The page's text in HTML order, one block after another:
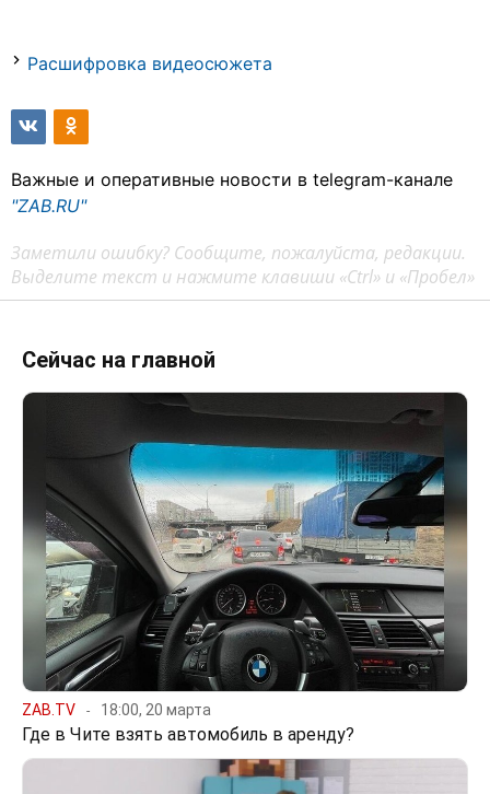
Расшифровка видеосюжета
Важные и оперативные новости в telegram-канале
"ZAB.RU"
Заметили ошибку? Сообщите, пожалуйста, редакции.
Выделите текст и нажмите клавиши «Ctrl» и «Пробел»
Сейчас на главной
ZAB.TV 18:00, 20 марта
Где в Чите взять автомобиль в аренду?